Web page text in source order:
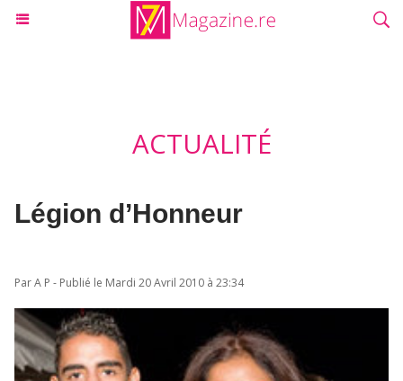
ACTUALITÉ
Légion d’Honneur
Par A P - Publié le Mardi 20 Avril 2010 à 23:34